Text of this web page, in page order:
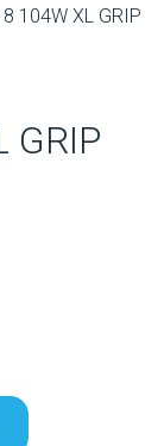
104W XL GRIP
GRIP